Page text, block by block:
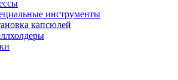
инструменты
капсюлей